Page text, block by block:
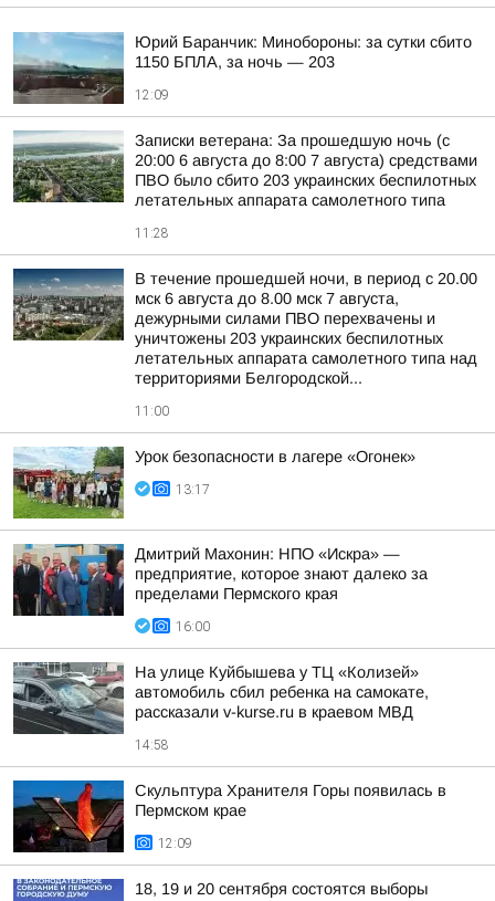
Юрий Баранчик: Минобороны: за сутки сбито
1150 БПЛА, за ночь — 203
12:09
Записки ветерана: За прошедшую ночь (с
20:00 6 августа до 8:00 7 августа) средствами
ПВО было сбито 203 украинских беспилотных
летательных аппарата самолетного типа
11:28
В течение прошедшей ночи, в период с 20.00
мск 6 августа до 8.00 мск 7 августа,
дежурными силами ПВО перехвачены и
уничтожены 203 украинских беспилотных
летательных аппарата самолетного типа над
территориями Белгородской...
11:00
Урок безопасности в лагере «Огонек»
13:17
Дмитрий Махонин: НПО «Искра» —
предприятие, которое знают далеко за
пределами Пермского края
16:00
На улице Куйбышева у ТЦ «Колизей»
автомобиль сбил ребенка на самокате,
рассказали v-kurse.ru в краевом МВД
14:58
Скульптура Хранителя Горы появилась в
Пермском крае
12:09
18, 19 и 20 сентября состоятся выборы